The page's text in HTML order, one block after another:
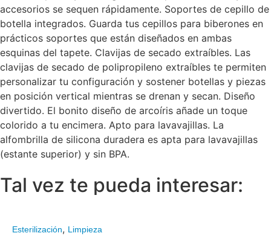
accesorios se sequen rápidamente. Soportes de cepillo de
botella integrados. Guarda tus cepillos para biberones en
prácticos soportes que están diseñados en ambas
esquinas del tapete. Clavijas de secado extraíbles. Las
clavijas de secado de polipropileno extraíbles te permiten
personalizar tu configuración y sostener botellas y piezas
en posición vertical mientras se drenan y secan. Diseño
divertido. El bonito diseño de arcoíris añade un toque
colorido a tu encimera. Apto para lavavajillas. La
alfombrilla de silicona duradera es apta para lavavajillas
(estante superior) y sin BPA.
Tal vez te pueda interesar:
Esterilización, Limpieza